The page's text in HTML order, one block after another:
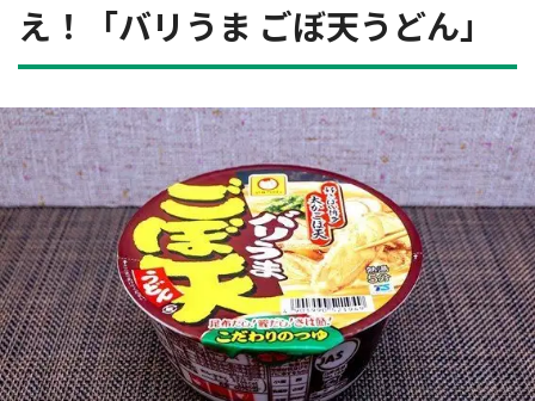
え！「バリうま ごぼ天うどん」